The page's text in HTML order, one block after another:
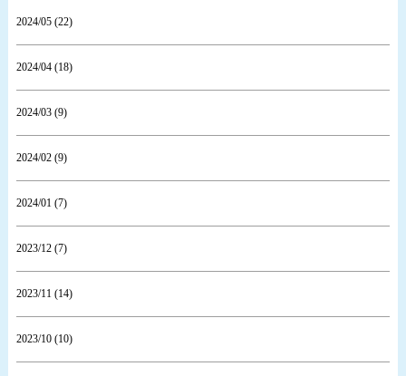
2024/05 (22)
2024/04 (18)
2024/03 (9)
2024/02 (9)
2024/01 (7)
2023/12 (7)
2023/11 (14)
2023/10 (10)